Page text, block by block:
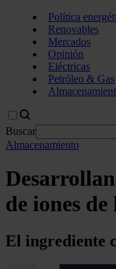
Política
Renovables
Mercados
Opinión
Eléctricas
Petróleo & Gas
Buscar
Almacenamiento
de iones
El ingrediente